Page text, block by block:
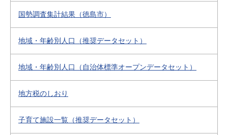
国勢調査集計結果（徳島市）
地域・年齢別人口（推奨データセット）
地域・年齢別人口（自治体標準オープンデータセット）
地方税のしおり
子育て施設一覧（推奨データセット）